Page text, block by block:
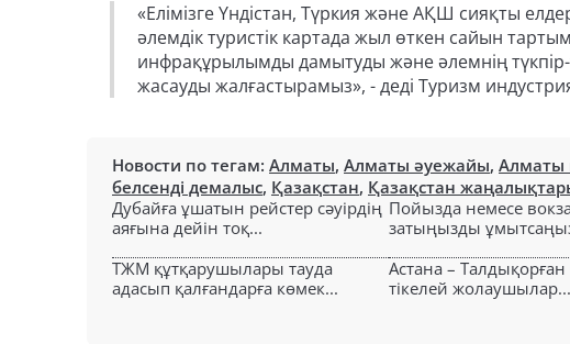
«Елімізге Үндістан, Түркия және АҚШ сияқты
әлемдік туристік картада жыл өткен сайын
инфрақұрылымды дамытуды және әлемнің
жасауды жалғастырамыз», - деді Туризм
Новости по тегам: Алматы, Алматы әуежайы, Алматы
белсенді демалыс, Қазақстан, Қазақстан
Дубайға ұшатын рейстер сәуірдің
аяғына дейін тоқ...
Пойызда немесе
затыңызды
ТЖМ құтқарушылары тауда
адасып қалғандарға көмек...
Астана –
тікелей жолаушылар...